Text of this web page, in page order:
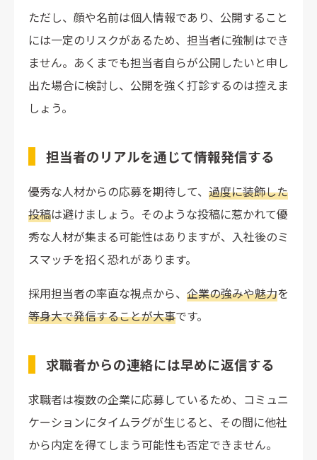
ただし、顔や名前は個人情報であり、公開すること
には一定のリスクがあるため、担当者に強制はでき
ません。あくまでも担当者自らが公開したいと申し
出た場合に検討し、公開を強く打診するのは控えま
しょう。
担当者のリアルを通じて情報発信する
優秀な人材からの応募を期待して、 過度に装飾した
投稿は避けましょう。そのような投稿に惹かれて優
秀な人材が集まる可能性はありますが、入社後のミ
スマッチを招く恐れがあります。
採用担当者の率直な視点から、 企業の強みや魅力を
等身大で発信することが大事です。
求職者からの連絡には早めに返信する
求職者は複数の企業に応募しているため、コミュニ
ケーションにタイムラグが生じると、その間に他社
から内定を得てしまう可能性も否定できません。